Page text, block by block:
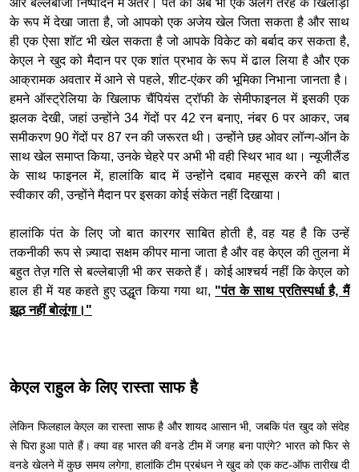
के रूप में देखा जाता है, जो आपको एक अजेय खेल जिता सकता है और साथ
ही एक ऐसा शॉट भी खेल सकता है जो आपके विकेट को बर्बाद कर सकता है,
केएल ने खुद को मैदान पर एक शांत प्रभाव के रूप में ढाल लिया है और एक
आक्रामक अवतार में आने से पहले, शीट-एंकर की भूमिका निभाना जानता है।
हमने ऑस्ट्रेलिया के खिलाफ चैंपियंस ट्रॉफी के सेमीफाइनल में इसकी एक
झलक देखी, जहां उन्होंने 34 गेंदों पर 42 रन बनाए, नंबर 6 पर आकर, जब
समीकरण 90 गेंदों पर 87 रन की जरूरत थी। उन्होंने छह ओवर लॉन्ग-ऑन के
साथ खेल समाप्त किया, उनके चेहरे पर अभी भी वही स्थिर भाव था। न्यूजीलैंड
के साथ फाइनल में, हालांकि बाद में उन्होंने दबाव महसूस करने की बात
स्वीकार की, उन्होंने मैदान पर इसका कोई संकेत नहीं दिखाया।
हालांकि पंत के लिए जो बात कारगर साबित होती है, वह यह है कि उन्हें
तकनीकी रूप से ज़्यादा सक्षम कीपर माना जाता है और वह केएल की तुलना में
बहुत तेज़ गति से बल्लेबाज़ी भी कर सकते हैं। कोई आश्चर्य नहीं कि केएल को
हाल ही में यह कहते हुए उद्धृत किया गया था, "पंत के साथ प्रतिस्पर्धा है, मैं
झूठ नहीं बोलूंगा।"
केएल राहुल के लिए रास्ता साफ है
लेकिन फिलहाल केएल का रास्ता साफ है और शायद आसान भी, जबकि पंत खुद को संदेह
से घिरा हुआ पाते हैं। क्या वह भारत की वनडे टीम में जगह बना पाएंगे? भारत को फिर से
वनडे खेलने में कुछ समय लगेगा, हालांकि टीम प्रबंधन ने खुद को एक कट-ऑफ तारीख दी